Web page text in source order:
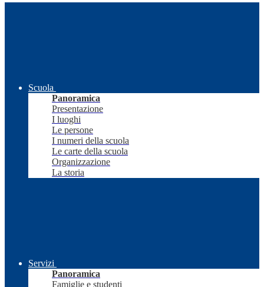
Scuola
Panoramica
Presentazione
I luoghi
Le persone
I numeri della scuola
Le carte della scuola
Organizzazione
La storia
Servizi
Panoramica
Famiglie e studenti